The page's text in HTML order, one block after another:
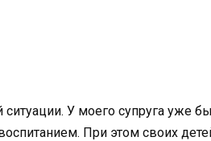
У моего супруга уже
При этом своих